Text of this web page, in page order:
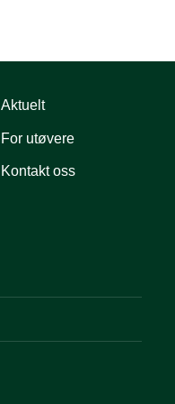
Aktuelt
For utøvere
Kontakt oss